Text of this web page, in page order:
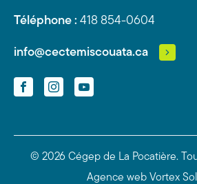
Téléphone : 418 854-0604
info@cectemiscouata.ca
FacebookInstagramYouTube
© 2026 Cégep de La Pocatière.
Agence web Vortex